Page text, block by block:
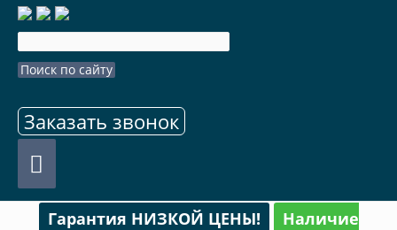
Заказать звонок
Главное
меню
Гарантия НИЗКОЙ ЦЕНЫ!
Наличие